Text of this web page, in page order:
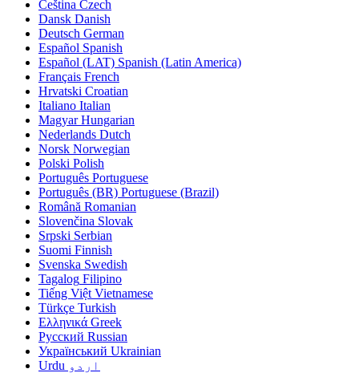
Čeština Czech
Dansk Danish
Deutsch German
Español Spanish
Español (LAT) Spanish (Latin America)
Français French
Hrvatski Croatian
Italiano Italian
Magyar Hungarian
Nederlands Dutch
Norsk Norwegian
Polski Polish
Português Portuguese
Português (BR) Portuguese (Brazil)
Română Romanian
Slovenčina Slovak
Srpski Serbian
Suomi Finnish
Svenska Swedish
Tagalog Filipino
Tiếng Việt Vietnamese
Türkçe Turkish
Ελληνικά Greek
Русский Russian
Український Ukrainian
اردو Urdu